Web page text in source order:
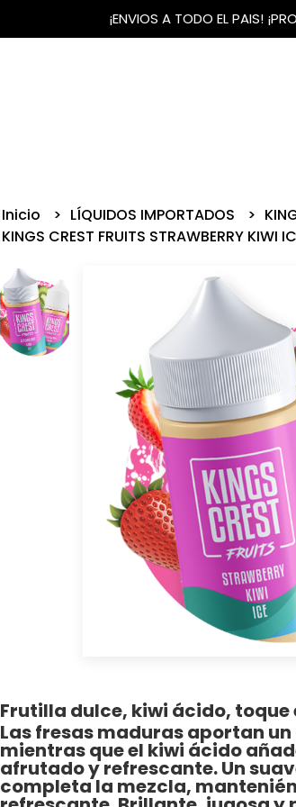
¡ENVIOS A TODO EL PAIS!
Inicio LÍQUIDOS IMPORTADOS
KINGS CREST FRUITS STRAWBERRY KIWI
Frutilla dulce, kiwi ácido,
Las fresas maduras aportan
mientras que el kiwi ácido
afrutado y refrescante. Un
completa la mezcla,